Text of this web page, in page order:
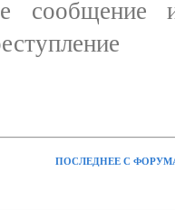
ПОСЛЕДНЕЕ С